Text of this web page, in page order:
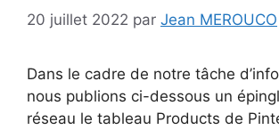
20 juillet 2022 par Jean MEROUCO
Dans le cadre de notre tâche
nous publions ci-dessous un
réseau le tableau Products de